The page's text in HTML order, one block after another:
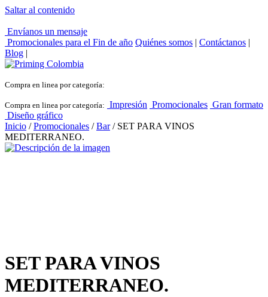
Saltar al contenido
Envíanos un mensaje
Promocionales para el Fin de año Quiénes somos | Contáctanos |
Blog |
Compra en linea por categoría:
Compra en linea por categoría: Impresión Promocionales Gran formato
Diseño gráfico
Inicio /Promocionales /Bar/ SET PARA VINOS
MEDITERRANEO.
SET PARA VINOS
MEDITERRANEO.